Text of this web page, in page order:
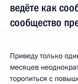
ведёте как
сообщество
Приведу только
месяцев
торопиться с